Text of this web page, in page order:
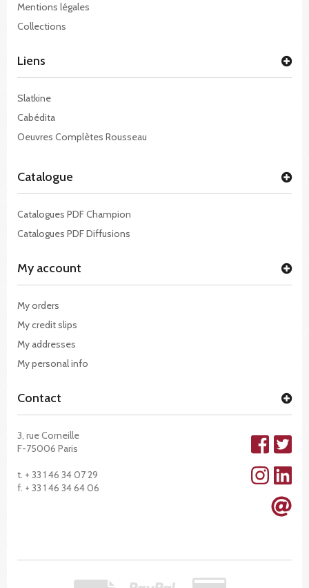
Mentions légales
Collections
Liens
Slatkine
Cabédita
Oeuvres Complètes Rousseau
Catalogue
Catalogues PDF Champion
Catalogues PDF Diffusions
My account
My orders
My credit slips
My addresses
My personal info
Contact
3, rue Corneille
F-75006 Paris
t. + 33 1 46 34 07 29
f. + 33 1 46 34 64 06